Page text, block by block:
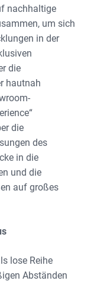
nachhaltige
um sich
in der
die
hautnah
die
des
in die
und die
auf großes
lose Reihe
Abständen